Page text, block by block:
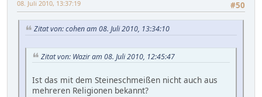
#50
08. Juli 2010, 13:37:19
Zitat von: cohen am 08. Juli 2010, 13:34:10
Zitat von: Wazir am 08. Juli 2010, 12:45:47
Ist das mit dem Steineschmeißen nicht auch aus
mehreren Religionen bekannt?